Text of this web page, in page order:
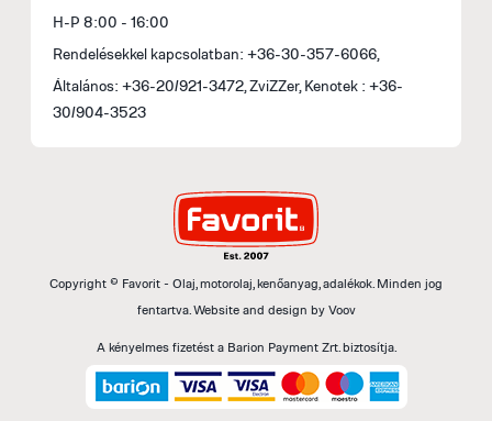
H-P 8:00 - 16:00
Rendelésekkel kapcsolatban: +36-30-357-6066,
Általános: +36-20/921-3472, ZviZZer, Kenotek : +36-
30/904-3523
Copyright © Favorit - Olaj, motorolaj, kenőanyag, adalékok. Minden jog
fentartva.Website and design by Voov
A kényelmes fizetést a Barion Payment Zrt. biztosítja.